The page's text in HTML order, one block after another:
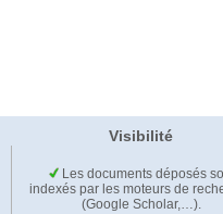
Visibilité
Les documents déposés
indexés par les moteurs de
(Google Scholar,…).